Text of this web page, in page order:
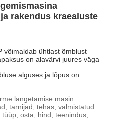
rakendus kraealuste
võimaldab ühtlast õmblust
on alavärvi juures väga
alguses ja lõpus on
langetamise masin
tarnijad, tehas, valmistatud
osta, hind, teenindus,